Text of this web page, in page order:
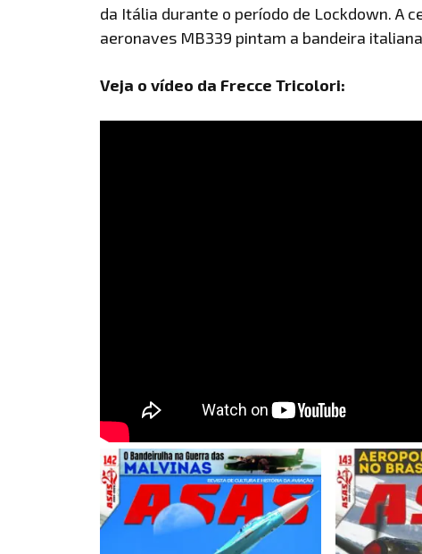
da Itália durante o período de Lockdown. A
aeronaves MB339 pintam a bandeira
Veja o vídeo da Frecce Tricolori: